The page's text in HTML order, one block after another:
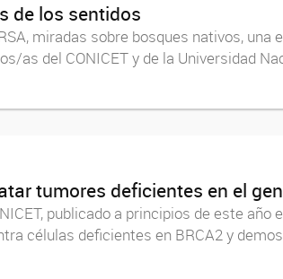
de los sentidos
miradas sobre bosques nativos,
del CONICET y de la Universidad
tumores deficientes en el
publicado a principios de este año
células deficientes en BRCA2 y